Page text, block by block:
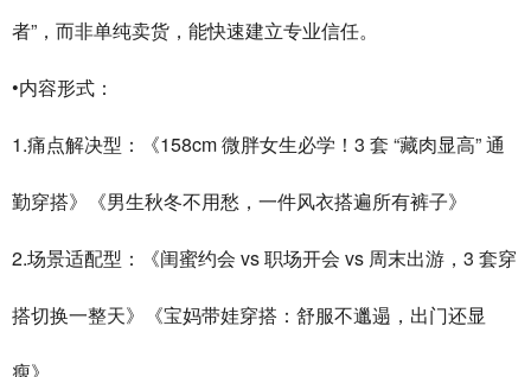
者”，而非单纯卖货，能快速建立专业信任。
•内容形式：
1.痛点解决型：《158cm 微胖女生必学！3 套 “藏肉显高” 通
勤穿搭》《男生秋冬不用愁，一件风衣搭遍所有裤子》
2.场景适配型：《闺蜜约会 vs 职场开会 vs 周末出游，3 套穿
搭切换一整天》《宝妈带娃穿搭：舒服不邋遢，出门还显